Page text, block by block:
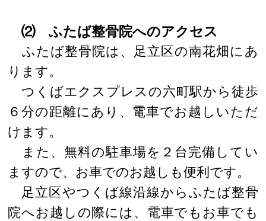
⑵ ふたば整骨院へのアクセス
ふたば整骨院は、足立区の南花畑にあ
ります。
つくばエクスプレスの六町駅から徒歩
６分の距離にあり、電車でお越しいただ
けます。
また、無料の駐車場を２台完備してい
ますので、お車でのお越しも便利です。
足立区やつくば線沿線からふたば整骨
院へお越しの際には、電車でもお車でも